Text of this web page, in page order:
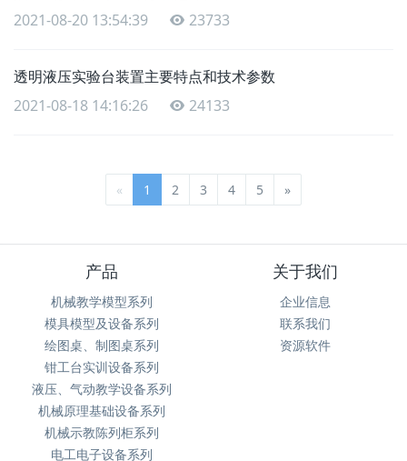
2021-08-20 13:54:39 23733
透明液压实验台装置主要特点和技术参数
2021-08-18 14:16:26 24133
« 1 2 3 4 5 »
产品
机械教学模型系列
模具模型及设备系列
绘图桌、制图桌系列
钳工台实训设备系列
液压、气动教学设备系列
机械原理基础设备系列
机械示教陈列柜系列
电工电子设备系列
关于我们
企业信息
联系我们
资源软件